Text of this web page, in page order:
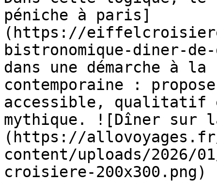
péniche à paris]
(https://
bistronomique-diner-
dans une démarche à
contemporaine :
accessible, qualitatif
mythique. ![Dîner sur
(https://
content/uploads/2026/
croisiere-200x300.png)